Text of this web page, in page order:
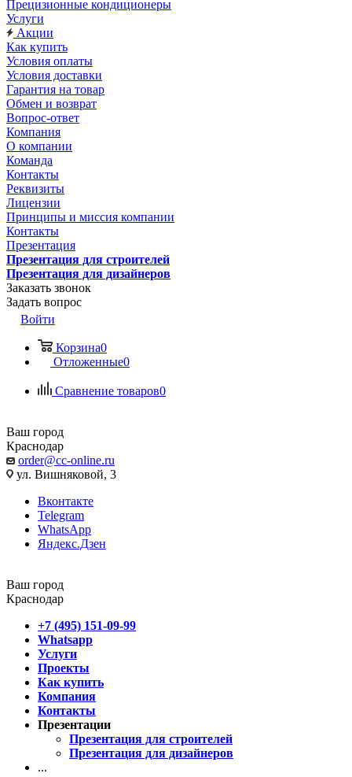
Прецизионные кондиционеры
Услуги
Акции
Как купить
Условия оплаты
Условия доставки
Гарантия на товар
Обмен и возврат
Вопрос-ответ
Компания
О компании
Команда
Контакты
Реквизиты
Лицензии
Принципы и миссия компании
Контакты
Презентация
Презентация для строителей
Презентация для дизайнеров
Заказать звонок
Задать вопрос
Войти
Корзина0
Отложенные0
Сравнение товаров0
Ваш город
Краснодар
order@cc-online.ru
ул. Вишняковой, 3
Вконтакте
Telegram
WhatsApp
Яндекс.Дзен
Ваш город
Краснодар
+7 (495) 151-09-99
Whatsapp
Услуги
Проекты
Как купить
Компания
Контакты
Презентации
Презентация для строителей
Презентация для дизайнеров
...